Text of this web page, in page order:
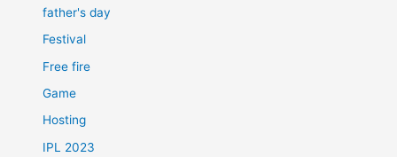
father's day
Festival
Free fire
Game
Hosting
IPL 2023